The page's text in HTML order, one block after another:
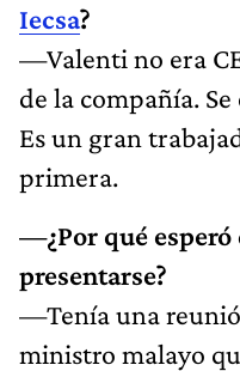
Iecsa?
—Valenti no era
de la compañía.
Es un gran
primera.
—¿Por qué esperó
presentarse?
—Tenía una
ministro malayo